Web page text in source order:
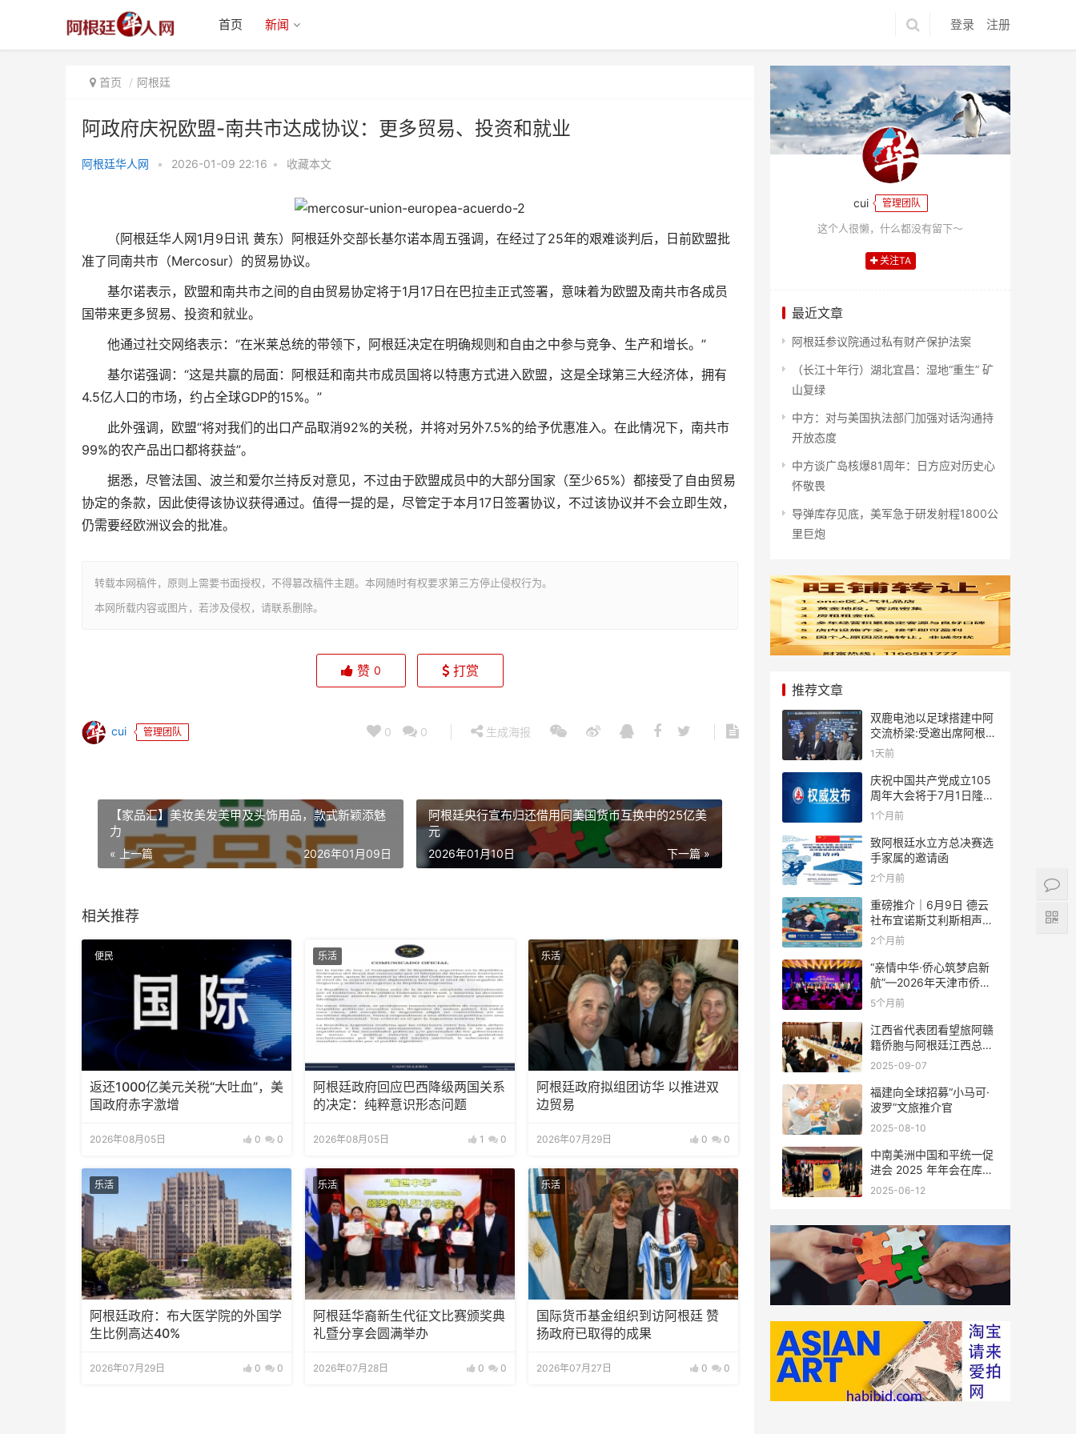
登录 注册
首页 新闻
首页 阿根廷
阿政府庆祝欧盟-南共市达成协议：更多贸易、投资和就业
阿根廷华人网 • 2026-01-09 22:16 • 收藏本文
（阿根廷华人网1月9日讯 黄东）阿根廷外交部长基尔诺本周五强调，在经过了25年的艰难谈判后，日前欧盟批
准了同南共市（Mercosur）的贸易协议。
基尔诺表示，欧盟和南共市之间的自由贸易协定将于1月17日在巴拉圭正式签署，意味着为欧盟及南共市各成员
国带来更多贸易、投资和就业。
他通过社交网络表示：“在米莱总统的带领下，阿根廷决定在明确规则和自由之中参与竞争、生产和增长。”
基尔诺强调：“这是共赢的局面：阿根廷和南共市成员国将以特惠方式进入欧盟，这是全球第三大经济体，拥有
4.5亿人口的市场，约占全球GDP的15%。”
此外强调，欧盟“将对我们的出口产品取消92%的关税，并将对另外7.5%的给予优惠准入。在此情况下，南共市
99%的农产品出口都将获益”。
据悉，尽管法国、波兰和爱尔兰持反对意见，不过由于欧盟成员中的大部分国家（至少65%）都接受了自由贸易
协定的条款，因此使得该协议获得通过。值得一提的是，尽管定于本月17日签署协议，不过该协议并不会立即生效，
仍需要经欧洲议会的批准。
转载本网稿件，原则上需要书面授权，不得篡改稿件主题。本网随时有权要求第三方停止侵权行为。
本网所载内容或图片，若涉及侵权，请联系删除。
赞 0 打赏
cui 管理团队 0 0 生成海报
【家品汇】美妆美发美甲及头饰用品，款式新颖添魅
力
« 上一篇 2026年01月09日
阿根廷央行宣布归还借用同美国货币互换中的25亿美
元
下一篇 »
2026年01月10日
相关推荐
便民
返还1000亿美元关税“大吐血”，美
国政府赤字激增
2026年08月05日 0 0
乐活
阿根廷政府回应巴西降级两国关系
的决定：纯粹意识形态问题
2026年08月05日 1 0
乐活
阿根廷政府拟组团访华 以推进双
边贸易
2026年07月29日 0 0
乐活
阿根廷政府：布大医学院的外国学
生比例高达40%
2026年07月29日 0 0
乐活
阿根廷华裔新生代征文比赛颁奖典
礼暨分享会圆满举办
2026年07月28日 0 0
乐活
国际货币基金组织到访阿根廷 赞
扬政府已取得的成果
2026年07月27日 0 0
cui 管理团队
这个人很懒，什么都没有留下～
关注TA
最近文章
阿根廷参议院通过私有财产保护法案
（长江十年行）湖北宜昌：湿地“重生” 矿
山复绿
中方：对与美国执法部门加强对话沟通持
开放态度
中方谈广岛核爆81周年：日方应对历史心
怀敬畏
导弹库存见底，美军急于研发射程1800公
里巨炮
推荐文章
双鹿电池以足球搭建中阿
交流桥梁:受邀出席阿根廷
足协赞助商招待会！
1天前
庆祝中国共产党成立105
周年大会将于7月1日隆重
举行
1个月前
致阿根廷水立方总决赛选
手家属的邀请函
2个月前
重磅推介｜6月9日 德云
社布宜诺斯艾利斯相声专
场！国风曲艺邂逅南美风
结！
2个月前
“亲情中华·侨心筑梦启新
航”—2026年天津市侨界
新春联谊活动成功举办
5个月前
江西省代表团看望旅阿赣
籍侨胞与阿根廷江西总商
会座谈
2025-09-07
福建向全球招募“小马可·
波罗”文旅推介官
2025-08-10
中南美洲中国和平统一促
进会 2025 年年会在库拉
索圆满举行，共绘反“独”
2025-06-12